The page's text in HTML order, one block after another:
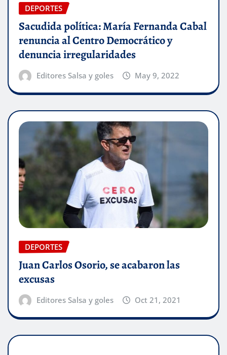
DEPORTES
Sacudida política: María Fernanda Cabal
renuncia al Centro Democrático y
denuncia irregularidades
Editores Salsa y goles May 9, 2022
DEPORTES
Juan Carlos Osorio, se acabaron las
excusas
Editores Salsa y goles Oct 21, 2021